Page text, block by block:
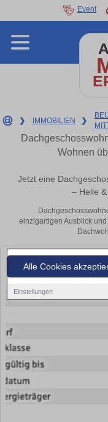
Alle Cookies
Einstellungen
Event
❯ IMMOBILIEN ❯
Wohnen
Jetzt eine
– Helle
einzigartigen Ausblick